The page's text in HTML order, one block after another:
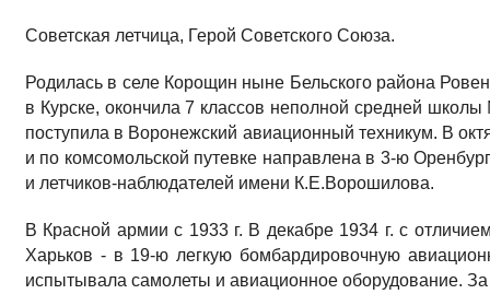
Советская летчица, Герой Советского Союза.
Родилась в селе Корощин ныне Бельского района
в Курске, окончила 7 классов неполной средней
поступила в Воронежский авиационный техникум. В
и по комсомольской путевке направлена в 3-ю
и летчиков-наблюдателей имени К.Е.Ворошилова.
В Красной армии с 1933 г. В декабре 1934 г. с
Харьков - в 19-ю легкую бомбардировочную
испытывала самолеты и авиационное оборудование.